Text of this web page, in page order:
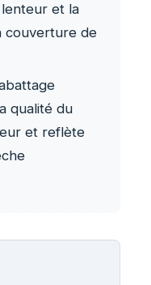
et la
couverture de
qualité du
et reflète